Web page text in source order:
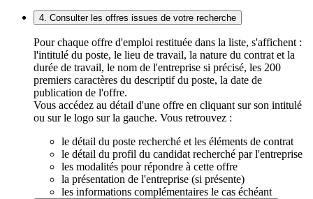
4. Consulter les offres issues de votre recherche
Pour chaque offre d'emploi restituée dans la liste, s'affichent :
l'intitulé du poste, le lieu de travail, la nature du contrat et la
durée de travail, le nom de l'entreprise si précisé, les 200
premiers caractères du descriptif du poste, la date de
publication de l'offre.
Vous accédez au détail d'une offre en cliquant sur son intitulé
ou sur le logo sur la gauche. Vous retrouvez :
le détail du poste recherché et les éléments de contrat
le détail du profil du candidat recherché par l'entreprise
les modalités pour répondre à cette offre
la présentation de l'entreprise (si présente)
les informations complémentaires le cas échéant